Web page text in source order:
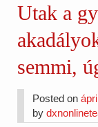
Utak a
semmi,
Posted on
by